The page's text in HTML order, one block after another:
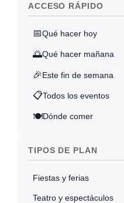
ACCESO RÁPIDO
📅Qué hacer hoy
🌅Qué hacer mañana
🎉Este fin de semana
📋Todos los eventos
🍽️Dónde comer
TIPOS DE PLAN
Fiestas y ferias
Teatro y espectáculos